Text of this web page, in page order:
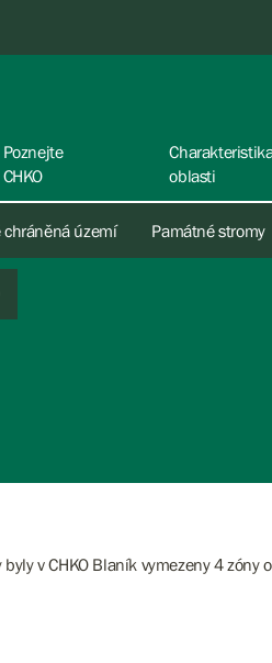
Poznejte
CHKO
oblasti
chráněná území Památné stromy
v CHKO Blaník vymezeny 4